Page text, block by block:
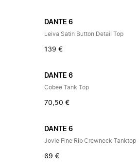
DANTE 6
Leiva Satin Button Detail Top
139 €
DANTE 6
Cobee Tank Top
70,50 €
DANTE 6
Jovie Fine Rib Crewneck Tanktop
69 €